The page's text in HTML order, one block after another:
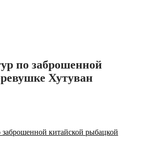
по заброшенной
Хутуван